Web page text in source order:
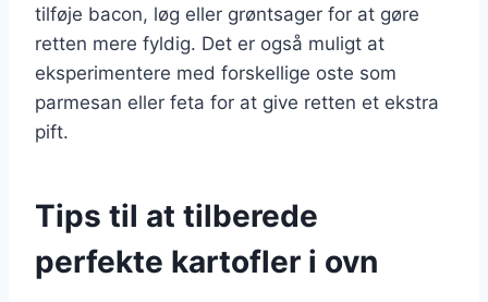
tilføje bacon, løg eller grøntsager for at gøre
retten mere fyldig. Det er også muligt at
eksperimentere med forskellige oste som
parmesan eller feta for at give retten et ekstra
pift.
Tips til at tilberede
perfekte kartofler i ovn